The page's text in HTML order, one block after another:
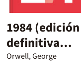
1984 (edición
definitiva
avalada por
Orwell, George